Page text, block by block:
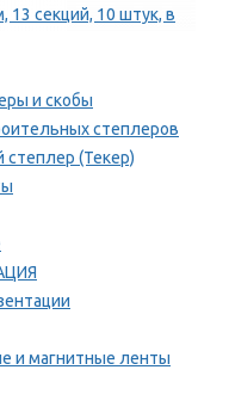
13 секций, 10 штук, в
и скобы
степлеров
(Текер)
и магнитные ленты